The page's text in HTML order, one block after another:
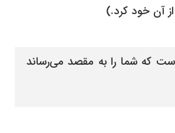
که شما را به مقصد می‌رساند